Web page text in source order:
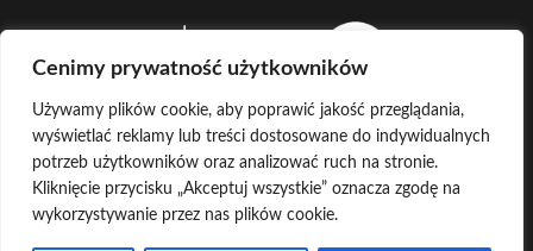
Cenimy prywatność użytkowników
Używamy plików cookie, aby poprawić jakość przeglądania,
wyświetlać reklamy lub treści dostosowane do indywidualnych
potrzeb użytkowników oraz analizować ruch na stronie.
Kliknięcie przycisku „Akceptuj wszystkie” oznacza zgodę na
wykorzystywanie przez nas plików cookie.
CREATED BY